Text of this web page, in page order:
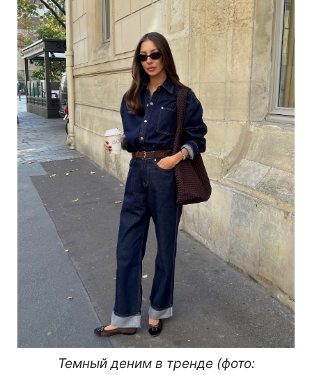
Темный деним в тренде (фото: